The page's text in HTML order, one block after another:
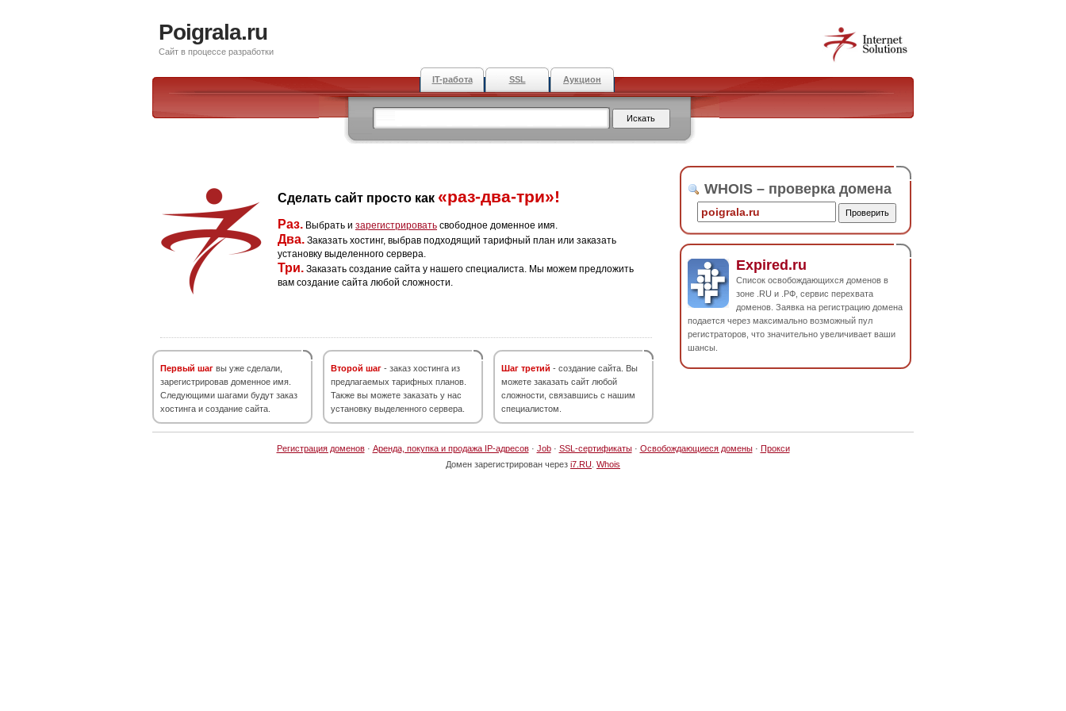
Poigrala.ru
Сайт в процессе разработки
IT-работа SSL Аукцион
Сделать сайт просто как «раз-два-три»!
Раз. Выбрать и зарегистрировать свободное доменное имя.
Два. Заказать хостинг, выбрав подходящий тарифный план или заказать
установку выделенного сервера.
Три. Заказать создание сайта у нашего специалиста. Мы можем предложить
вам создание сайта любой сложности.
Первый шаг вы уже сделали,
зарегистрировав доменное имя.
Следующими шагами будут заказ
хостинга и создание сайта.
Второй шаг - заказ хостинга из
предлагаемых тарифных планов.
Также вы можете заказать у нас
установку выделенного сервера.
Шаг третий - создание сайта. Вы
можете заказать сайт любой
сложности, связавшись с нашим
специалистом.
WHOIS – проверка домена
Expired.ru
Список освобождающихся доменов в
зоне .RU и .РФ, сервис перехвата
доменов. Заявка на регистрацию домена
подается через максимально возможный пул
регистраторов, что значительно увеличивает ваши
шансы.
Регистрация доменов· Аренда, покупка и продажа IP-адресов· Job· SSL-сертификаты· Освобождающиеся домены· Прокси
Домен зарегистрирован через i7.RU Whois